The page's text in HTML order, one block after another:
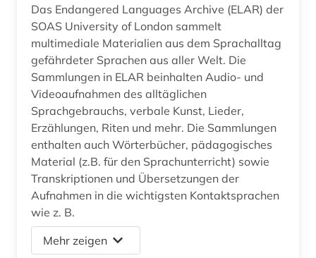
Das Endangered Languages Archive (ELAR) der
SOAS University of London sammelt
multimediale Materialien aus dem Sprachalltag
gefährdeter Sprachen aus aller Welt. Die
Sammlungen in ELAR beinhalten Audio- und
Videoaufnahmen des alltäglichen
Sprachgebrauchs, verbale Kunst, Lieder,
Erzählungen, Riten und mehr. Die Sammlungen
enthalten auch Wörterbücher, pädagogisches
Material (z.B. für den Sprachunterricht) sowie
Transkriptionen und Übersetzungen der
Aufnahmen in die wichtigsten Kontaktsprachen
wie z. B.
Mehr zeigen